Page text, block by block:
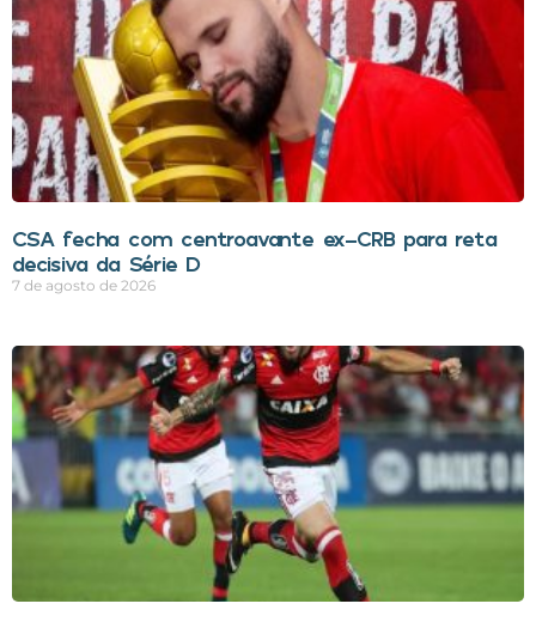
CSA fecha com centroavante ex-CRB para reta
decisiva da Série D
7 de agosto de 2026